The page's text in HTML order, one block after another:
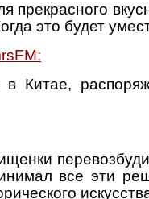
прекрасного
это будет
93,6 ‏@kmrsFM:
Китае,
все эти